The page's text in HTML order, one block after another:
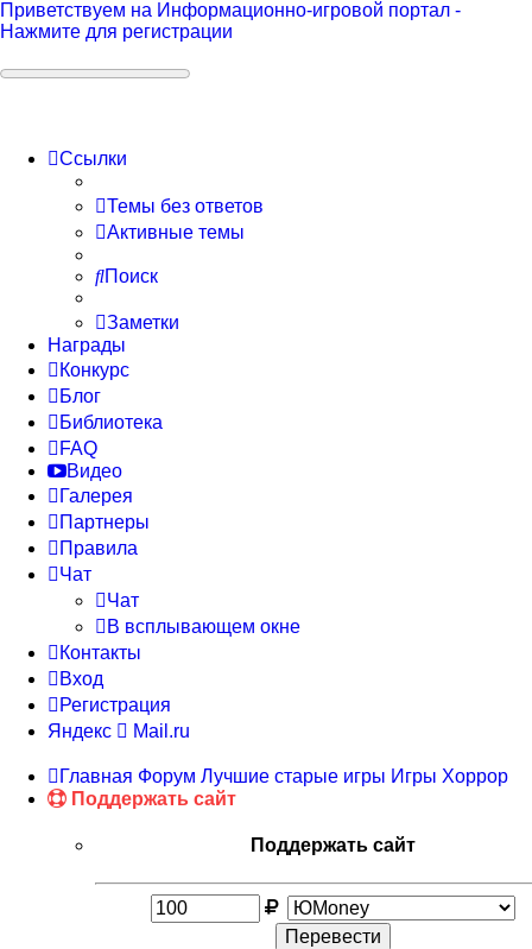
Приветствуем на Информационно-игровой портал -
Нажмите для регистрации
Ссылки
Темы без ответов
Активные темы
Поиск
Заметки
Награды
Конкурс
Блог
Библиотека
FAQ
Видео
Галерея
Партнеры
Правила
Чат
Чат
В всплывающем окне
Контакты
Вход
Регистрация
Яндекс
Mail.ru
Главная Форум Лучшие старые игры Игры Хоррор
Поддержать сайт
Поддержать сайт